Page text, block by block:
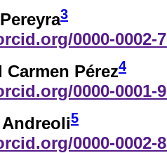
3
0000-0002-
Carmen Pérez4
0000-0001-
5
0000-0002-